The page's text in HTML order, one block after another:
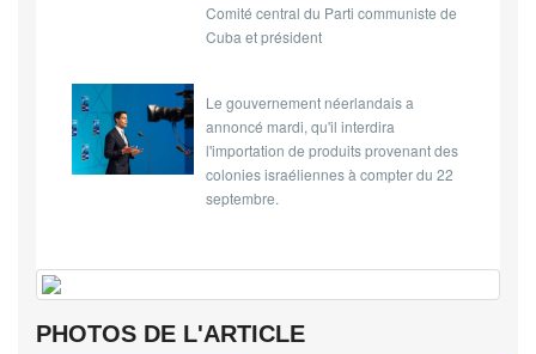
Comité central du Parti communiste de
Cuba et président
Le gouvernement néerlandais a
annoncé mardi, qu'il interdira
l'importation de produits provenant des
colonies israéliennes à compter du 22
septembre.
PHOTOS DE L'ARTICLE